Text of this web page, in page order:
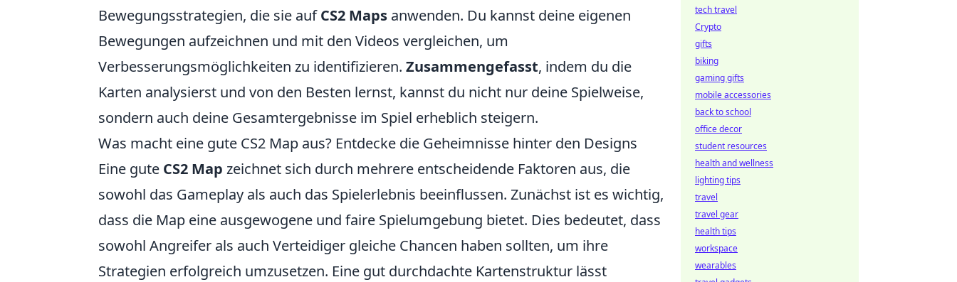
Bewegungsstrategien, die sie aufCS2 Maps anwenden. Du kannst deine eigenen
Bewegungen aufzeichnen und mit den Videos vergleichen, um
Verbesserungsmöglichkeiten zu identifizieren. Zusammengefasst, indem du die
Karten analysierst und von den Besten lernst, kannst du nicht nur deine Spielweise,
sondern auch deine Gesamtergebnisse im Spiel erheblich steigern.
Was macht eine gute CS2 Map aus? Entdecke die Geheimnisse hinter den Designs
Eine gute CS2 Map zeichnet sich durch mehrere entscheidende Faktoren aus, die
sowohl das Gameplay als auch das Spielerlebnis beeinflussen. Zunächst ist es wichtig,
dass die Map eine ausgewogene und faire Spielumgebung bietet. Dies bedeutet, dass
sowohl Angreifer als auch Verteidiger gleiche Chancen haben sollten, um ihre
Strategien erfolgreich umzusetzen. Eine gut durchdachte Kartenstruktur lässt
tech travel
Crypto
gifts
biking
gaming gifts
mobile accessories
back to school
office decor
student resources
health and wellness
lighting tips
travel
travel gear
health tips
workspace
wearables